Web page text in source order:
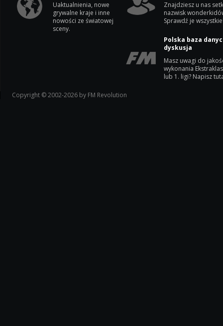
Uaktualnienia, nowe
grywalne kraje i inne
nowości ze światowej
sceny.
Znajdziesz u nas
nazwisk
Sprawdź je
Polska baza
dyskusja
Masz uwagi do
wykonania
lub 1. ligi? Napisz
Copyright © 2002-2026 by FM Revolution